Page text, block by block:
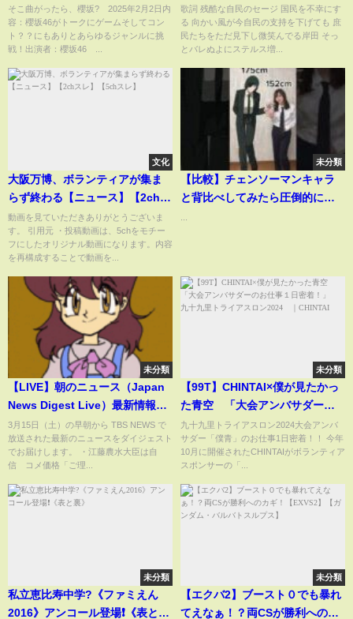
お祝い会 2月2日
そこ曲がったら、櫻坂? 2025年2月2日内
容：櫻坂46がトークにゲームそしてコン
ト？？にもありとあらゆるジャンルに挑
戦！出演者：櫻坂46 ...
ージ #岸田 #自民党 #エヴァ
歌詞 残酷な自民のセージ 国民を不幸にす
る 向かい風が今自民の支持を下げても 庶
民たちをただ見下し微笑んでる岸田 そっ
とバレぬよにステルス増...
文化
大阪万博、ボランティアが集ま
らず終わる【ニュース】【2chス
レ】【5chスレ】
動画を見ていただきありがとうございま
す。 引用元 ・投稿動画は、5chをモチー
フにしたオリジナル動画になります。内容
を再構成することで動画を...
未分類
【比較】チェンソーマンキャラ
と背比べしてみたら圧倒的に負
未分類
【LIVE】朝のニュース（Japan
News Digest Live）最新情報な
ど（3月15日）
3月15日（土）の早朝から TBS NEWS で
放送された最新のニュースをダイジェスト
でお届けします。 ・江藤農水大臣は自
信 コメ価格「ご理...
未分類
【99T】CHINTAI×僕が見たかっ
た青空 「大会アンバサダーの
お仕事１日密着！」 九十九里
トライアスロン2024 ｜
CHINTAI
九十九里トライアスロン2024大会アンバ
サダー「僕青」のお仕事1日密着！！ 今年
10月に開催されたCHINTAIがボランティア
スポンサーの「...
未分類
私立恵比寿中学?《ファミえん
2016》アンコール登場❗️《表と
未分類
【エクバ2】ブースト０でも暴れ
てえなぁ！？両CSが勝利へのカ